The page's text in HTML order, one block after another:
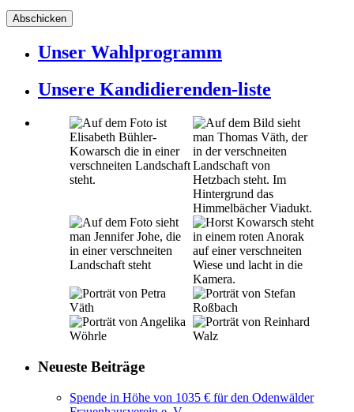
Unser Wahlprogramm
Unsere Kandidierenden-liste
Neueste Beiträge
Spende in Höhe von 1035 € für den Odenwälder